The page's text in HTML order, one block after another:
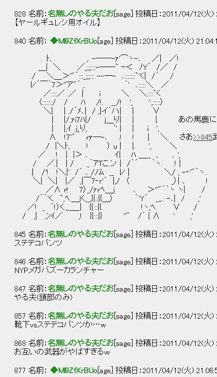
828 名前： 名無しのやる夫だお [sage] 投稿日：2011/04/12(火)
【ヤールギュレシ用オイル】
840 名前： ◆Ml9ZfXrBUo [age] 投稿日：2011/04/12(火)
ﾄ、 ,. -──-ｧ'⌒ヽ-､ ／| ／!
＿| ＼ ／_;;;:::-──` ｰ＜ ﾉY´ /／ /
./ ＼＿＞'"´:::_;;;::: --─- ､:::::::`'く| /´ /
ﾚ'´￣｀7＞''ア"´ , ｀' ､:::::＼ ／
／::::／ .／ | i ＼ ＼::::`く
〈:::::::/ / ﾊ /!. __/! ', ':,:::::〉
＼| | ./｀ﾒ､| / ,|イ´ハ| | ∨
| |/.ｧi7ﾊ|/ j＿り| | | あの馬鹿には絶対負け
| |,ｲ .j_り, ﾞ' | | i ',
∧ !7'" rｧ─-､ .! ! | ＼. さあ>>845
/ |＼ﾄ、 ! ） u | |. ', ＼
／ ! | |＞ ､ ｲ| ﾊ ＿__ 、 ､ ',
/ ／.| | / _｀ｱTこ.ン | /｀´ ｀ヽ. .! |
.| /'! !＼|' /´ ､ //ﾑ __ ﾚ' | ＼/ , -‐'"｀ヽ.
＼| ＼| |／ ,|￣7‐ｒ'´ |,/ 〈 _〉| ､ !
／∧ r! 7〉_/ｧｒﾍ＿ｊ ､ ＞''"´｀ヽ ヽ| /
/´｀'く. `,ﾍ.＿jく__,}|::|{＿〉 ｀'Y´ _,,.. -､| / ,'
／! _ ｀!）く.,_＿_| {|:::|{ !ヽ,ﾍ. ∨ /
/ ,| ,ﾝｲ／ ,! }|:::|} ''" /´ | ∧ ' ,'
845 名前： 名無しのやる夫だお [sage] 投稿日：2011/04/12(火)
ステテコパンツ
846 名前： 名無しのやる夫だお [sage] 投稿日：2011/04/12(火)
NYPメガバズーカランチャー
847 名前： 名無しのやる夫だお [sage] 投稿日：2011/04/12(火)
やる夫(頭部のみ)
857 名前： 名無しのやる夫だお [sage] 投稿日：2011/04/12(火)
靴下vsステテコパンツか…w
868 名前： 名無しのやる夫だお [sage] 投稿日：2011/04/12(火)
お互いの武器がやばすぎるｗ
877 名前： ◆Ml9ZfXrBUo [age] 投稿日：2011/04/12(火)